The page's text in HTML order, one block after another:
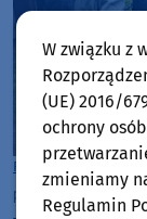
Rozmowy w Weekend
poniedziałek, 3
W związku z
(UE) 2016/
ochrony
zmieniamy
Regulamin